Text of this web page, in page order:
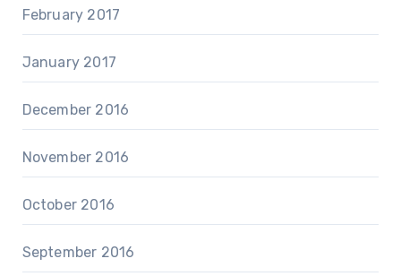
February 2017
January 2017
December 2016
November 2016
October 2016
September 2016